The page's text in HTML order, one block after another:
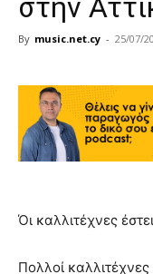
στην
By music.net.cy - 25/07/
Όι καλλιτέχνες
Πολλοί